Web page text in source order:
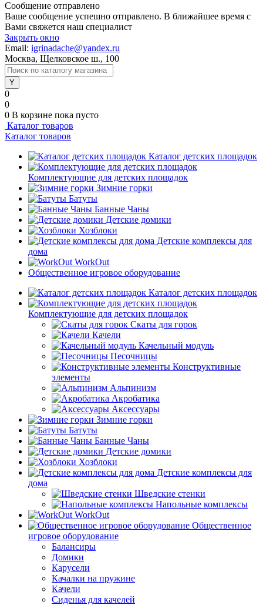
Сообщение отправлено
Ваше сообщение успешно отправлено. В ближайшее время с
Вами свяжется наш специалист
Закрыть окно
Email: igrinadache@yandex.ru
Москва, Щелковское ш., 100
0
0
0 В корзине пока пусто
Каталог товаров
Каталог товаров
Каталог детских площадок
Комплектующие для детских площадок
Зимние горки
Батуты
Банные Чаны
Детские домики
Хозблоки
Детские комплексы для
дома
WorkOut
Общественное игровое оборудование
Каталог детских площадок
Комплектующие для детских площадок
Скаты для горок
Качели
Качельный модуль
Песочницы
Конструктивные
элементы
Альпинизм
Акробатика
Аксессуары
Зимние горки
Батуты
Банные Чаны
Детские домики
Хозблоки
Детские комплексы для
дома
Шведские стенки
Напольные комплексы
WorkOut
Общественное
игровое оборудование
Балансиры
Домики
Карусели
Качалки на пружине
Качели
Сиденья для качелей